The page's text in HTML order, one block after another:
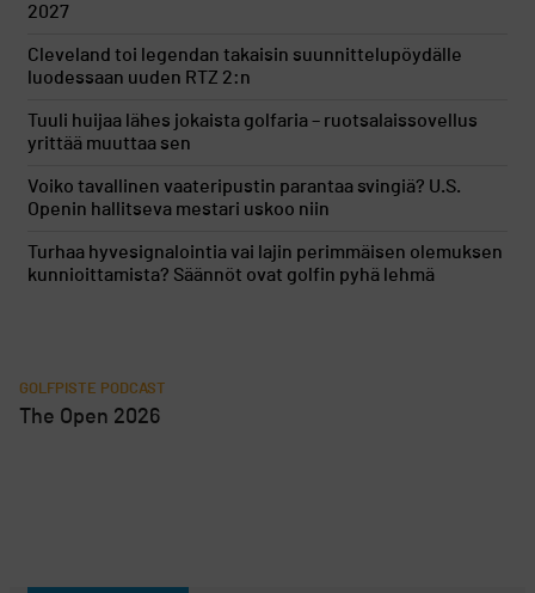
2027
Cleveland toi legendan takaisin suunnittelupöydälle
luodessaan uuden RTZ 2:n
Tuuli huijaa lähes jokaista golfaria – ruotsalaissovellus
yrittää muuttaa sen
Voiko tavallinen vaateripustin parantaa svingiä? U.S.
Openin hallitseva mestari uskoo niin
Turhaa hyvesignalointia vai lajin perimmäisen olemuksen
kunnioittamista? Säännöt ovat golfin pyhä lehmä
GOLFPISTE PODCAST
The Open 2026